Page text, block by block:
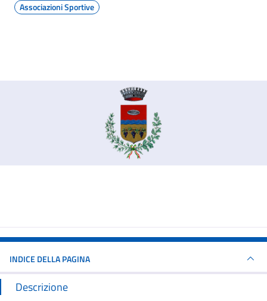
Associazioni Sportive
INDICE DELLA PAGINA
Descrizione